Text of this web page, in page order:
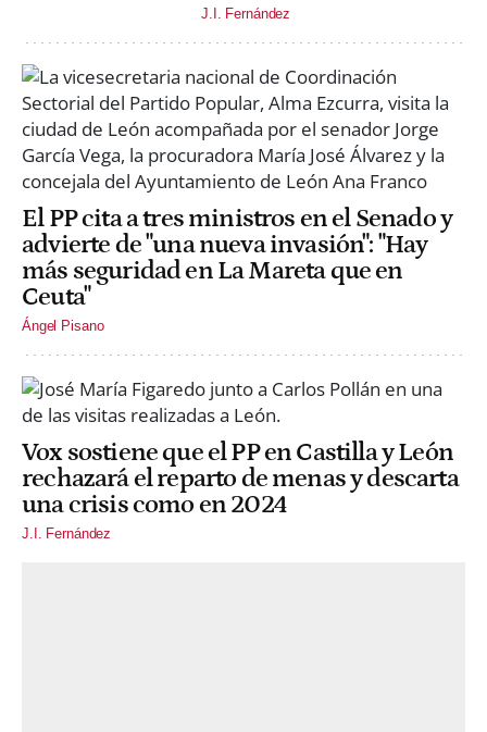
J.I. Fernández
El PP cita a tres ministros en el Senado y
advierte de "una nueva invasión": "Hay
más seguridad en La Mareta que en
Ceuta"
Ángel Pisano
Vox sostiene que el PP en Castilla y León
rechazará el reparto de menas y descarta
una crisis como en 2024
J.I. Fernández